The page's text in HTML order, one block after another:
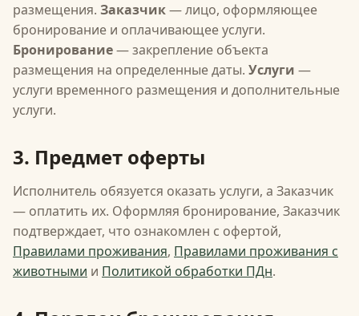
размещения. Заказчик— лицо, оформляющее
бронирование и оплачивающее услуги.
Бронирование— закрепление объекта
размещения на определенные даты. Услуги —
услуги временного размещения и дополнительные
услуги.
3. Предмет оферты
Исполнитель обязуется оказать услуги, а Заказчик
— оплатить их. Оформляя бронирование, Заказчик
подтверждает, что ознакомлен с офертой,
Правилами проживания, Правилами проживания с
животными и Политикой обработки ПДн.